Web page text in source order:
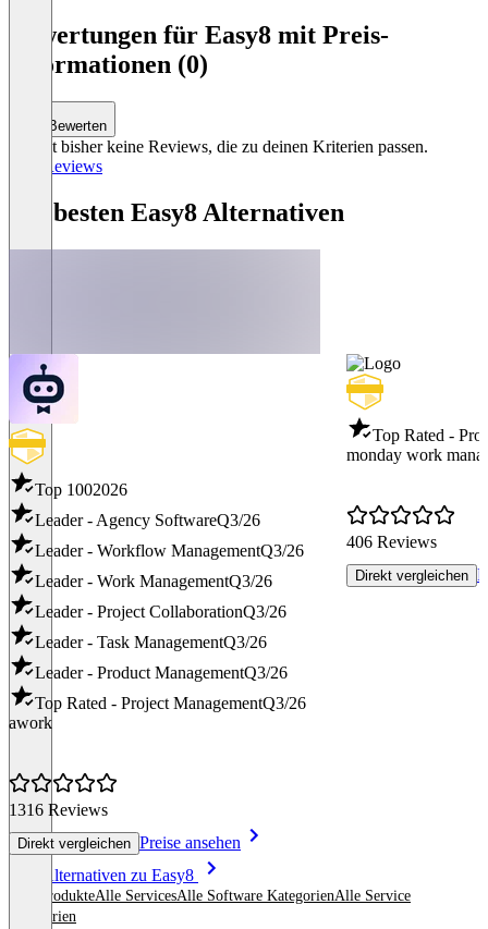
Bewertungen für Easy8 mit Preis-
Informationen (0)
Bewerten
Es gibt bisher keine Reviews, die zu deinen Kriterien passen.
Alle Reviews
Die besten Easy8 Alternativen
Top 1002026
Leader - Agency SoftwareQ3/26
Leader - Workflow ManagementQ3/26
Leader - Work ManagementQ3/26
Leader - Project CollaborationQ3/26
Leader - Task ManagementQ3/26
Leader - Product ManagementQ3/26
Top Rated - Project ManagementQ3/26
awork
1316 Reviews
Direkt vergleichen Preise ansehen
Top Rated -
monday work
406 Reviews
Direkt vergleichen
Alle Alternativen zu Easy8
Alle ProdukteAlle ServicesAlle Software KategorienAlle Service
Kategorien